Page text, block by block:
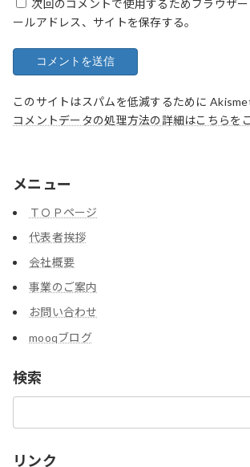
次回のコメントで使用するためブラウザ
ールアドレス、サイトを保存する。
このサイトはスパムを低減するために
コメントデータの処理方法の詳細はこちらを
メニュー
ＴＯＰページ
代表者挨拶
会社概要
事業のご案内
お問い合わせ
mooqブログ
検索
リンク